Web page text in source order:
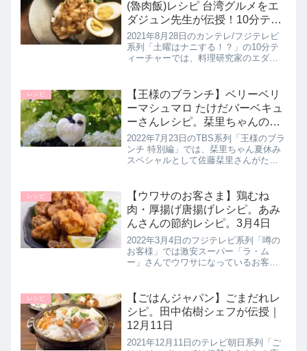
(魯肉飯)レシピ 台湾グルメをエ
ダジュン先生が伝授！10分ティ
ーチャー
2021年8月28日のカンテレ/フジテレビ
系列「土曜はナニする！？」の10分テ
ィーチャーでは、料理研究家のエダジ
て【ルーローハン(魯肉飯)】の作り方を
教えてくれたので詳しく...
レシピ
【王様のブランチ】ベリーベリ
ーマシュマロ たけだバーベキュ
ーさんレシピ。栞里ちゃんの夏
休み｜7月23日
2022年7月23日のTBS系列「王様のブラ
ンチ 特別編」では、栞里ちゃん夏休み
スペシャルとして佐藤栞里さんがたけ
ロ】の作り方を教わっていたので詳し
く紹介します。>>王様...
レシピ
【ウワサのお客さま】鶏むね
肉・厚揚げ唐揚げレシピ。あみ
んさんの節約レシピ。3月4日
2022年3月4日のフジテレビ系列「噂の
お客様」では激安スーパー「ラ・ム
ー」さんでウワサになっているお客さ
り方を教えてくれたので詳しく紹介し
ます。>>ウワサのお客さま記事...
レシピ
【ごはんジャパン】ごまだれレ
シピ。田中佑樹シェフが伝授｜
12月11日
2021年12月11日のテレビ朝日系列「ご